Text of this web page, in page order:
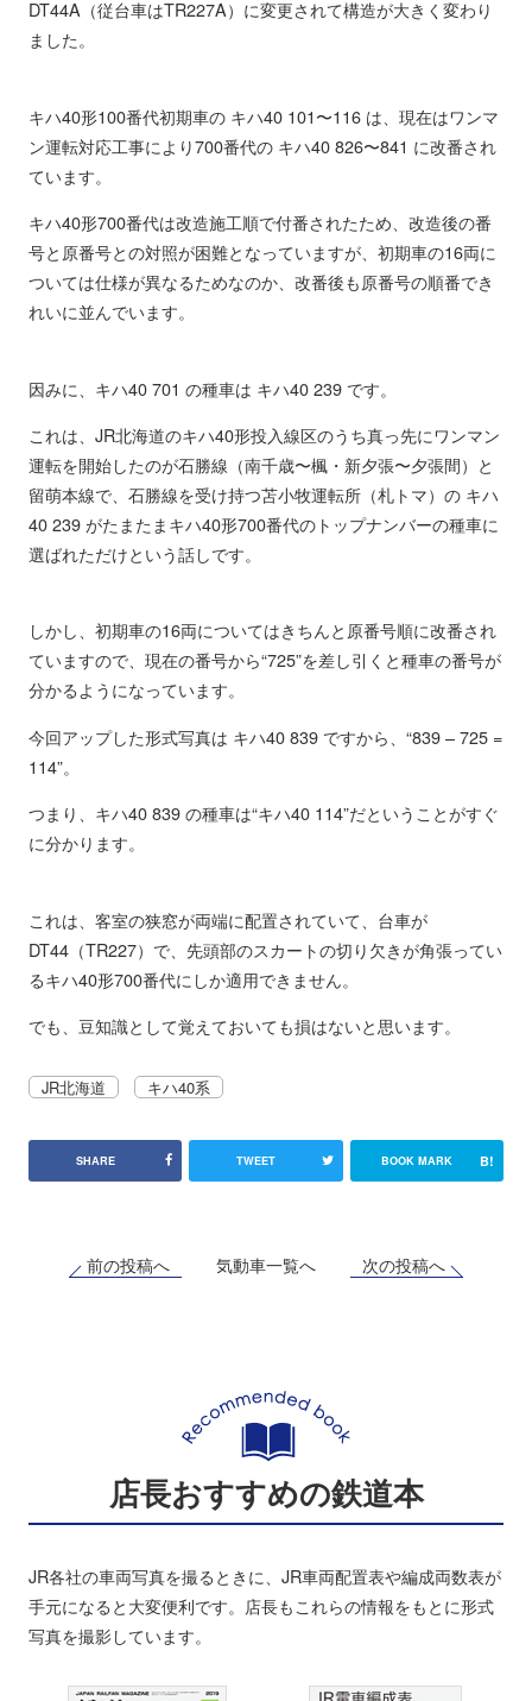
DT44A（従台車はTR227A）に変更されて構造が大きく変わり
ました。
キハ40形100番代初期車の キハ40 101〜116 は、現在はワンマ
ン運転対応工事により700番代の キハ40 826〜841 に改番され
ています。
キハ40形700番代は改造施工順で付番されたため、改造後の番
号と原番号との対照が困難となっていますが、初期車の16両に
ついては仕様が異なるためなのか、改番後も原番号の順番でき
れいに並んでいます。
因みに、キハ40 701 の種車は キハ40 239 です。
これは、JR北海道のキハ40形投入線区のうち真っ先にワンマン
運転を開始したのが石勝線（南千歳〜楓・新夕張〜夕張間）と
留萌本線で、石勝線を受け持つ苫小牧運転所（札トマ）の キハ
40 239 がたまたまキハ40形700番代のトップナンバーの種車に
選ばれただけという話しです。
しかし、初期車の16両についてはきちんと原番号順に改番され
ていますので、現在の番号から“725”を差し引くと種車の番号が
分かるようになっています。
今回アップした形式写真は キハ40 839 ですから、“839 – 725 =
114”。
つまり、キハ40 839 の種車は“キハ40 114”だということがすぐ
に分かります。
これは、客室の狭窓が両端に配置されていて、台車が
DT44（TR227）で、先頭部のスカートの切り欠きが角張ってい
るキハ40形700番代にしか適用できません。
でも、豆知識として覚えておいても損はないと思います。
JR北海道 キハ40系
SHARE TWEET BOOK MARK B!
前の投稿へ 気動車一覧へ 次の投稿へ
店長おすすめの鉄道本
JR各社の車両写真を撮るときに、JR車両配置表や編成両数表が
手元になると大変便利です。店長もこれらの情報をもとに形式
写真を撮影しています。